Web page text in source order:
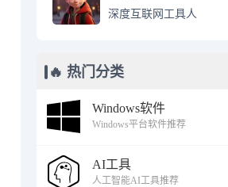
深度互联网工具人
🔥 热门分类
Windows软件
Windows平台软件推荐
AI工具
人工智能AI工具推荐